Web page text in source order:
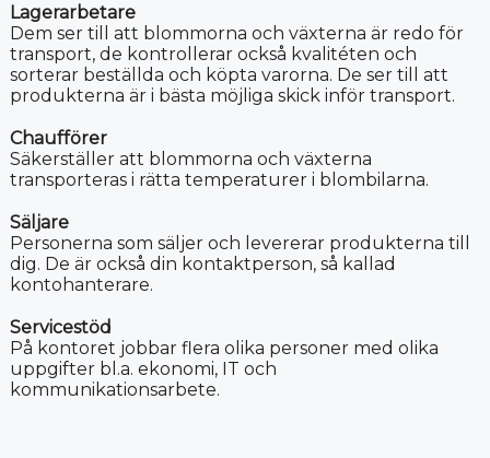
Lagerarbetare
Dem ser till att blommorna och växterna är redo för
transport, de kontrollerar också kvalitéten och
sorterar beställda och köpta varorna. De ser till att
produkterna är i bästa möjliga skick inför transport.
Chaufförer
Säkerställer att blommorna och växterna
transporteras i rätta temperaturer i blombilarna.
Säljare
Personerna som säljer och levererar produkterna till
dig. De är också din kontaktperson, så kallad
kontohanterare.
Servicestöd
På kontoret jobbar flera olika personer med olika
uppgifter bl.a. ekonomi, IT och
kommunikationsarbete.